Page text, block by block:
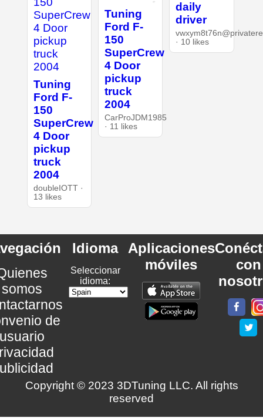
Tuning
Ford F-
150
SuperCrew
4 Door
pickup
truck
2004
doubleIOTT ·
13 likes
Tuning
Ford F-
150
SuperCrew
4 Door
pickup
truck
2004
CarProJDM1985
· 11 likes
daily
driver
· 10 likes
somos
de
Idioma
Seleccionar
idioma:
Aplicaciones
móviles
con
Copyright © 2023 3DTuning LLC. All rights
reserved